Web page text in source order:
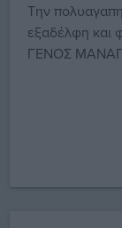
Την
εξαδέλφη
ΓΕΝΟΣ